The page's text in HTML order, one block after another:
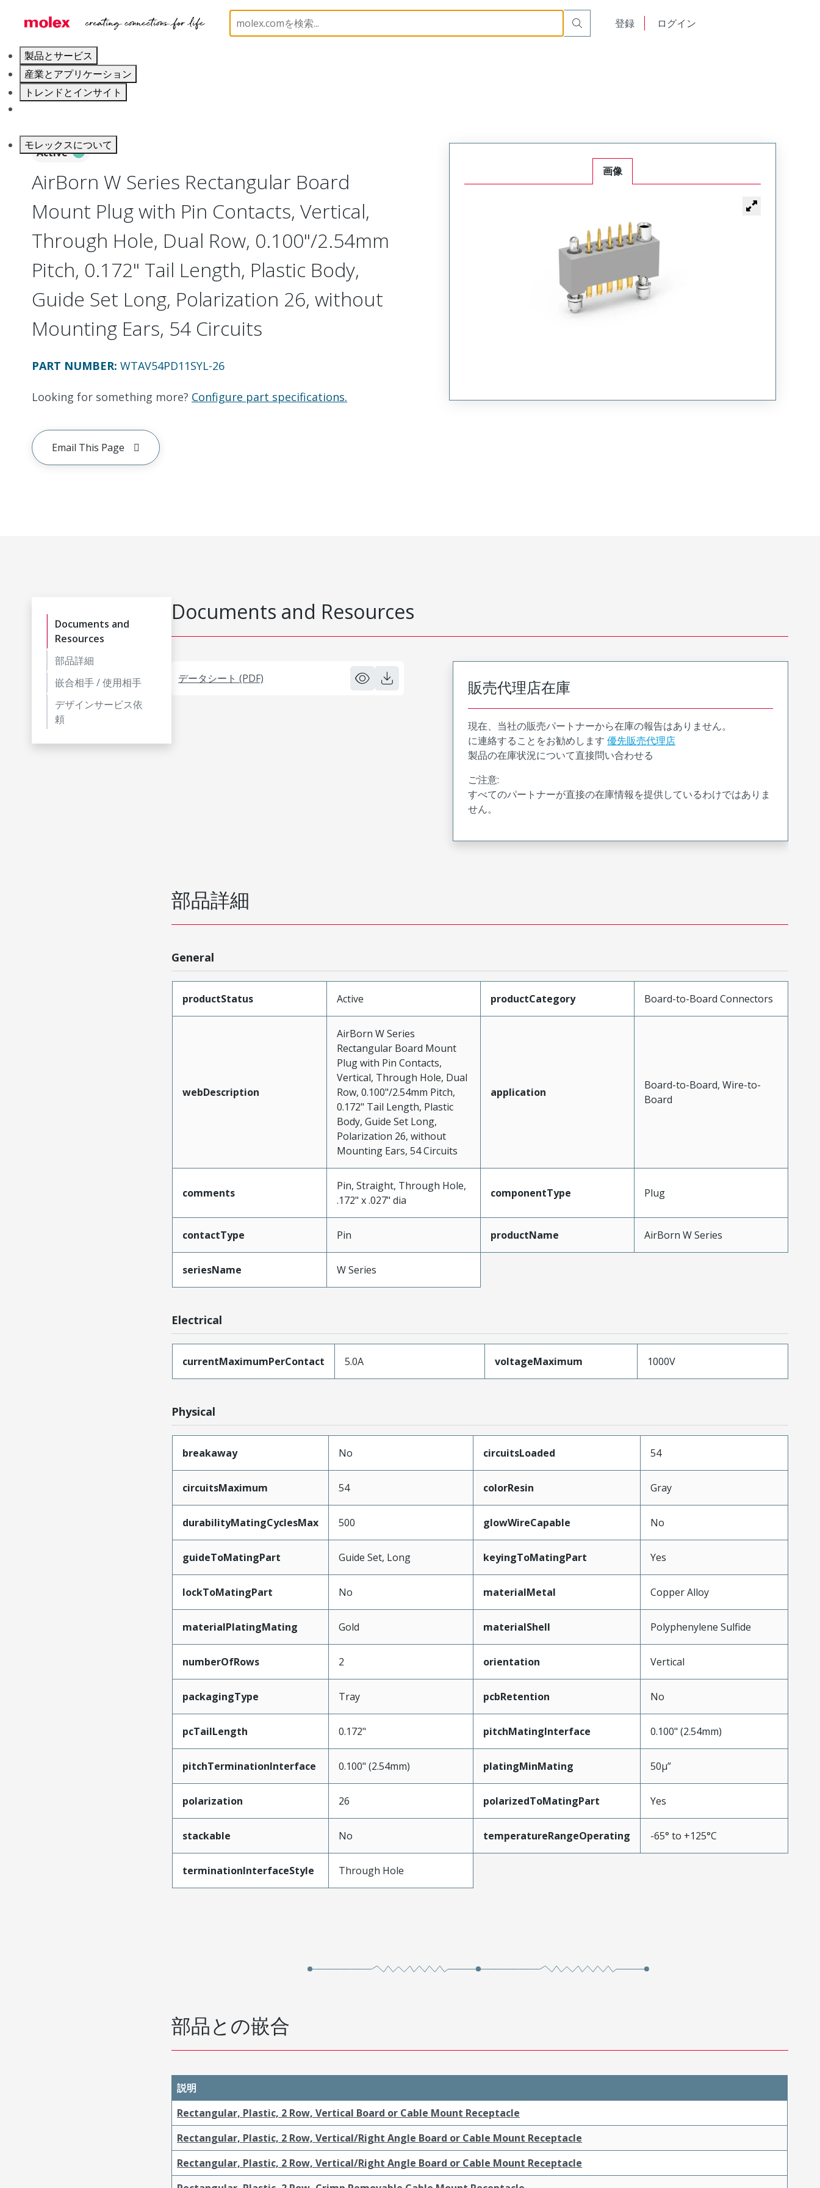
登録 ログイン
製品とサービス
産業とアプリケーション
トレンドとインサイト
モレックスについて
Board-to-Board Connectors Rectangular, Plastic, 2 Row, Vertical Board or Cable Mount Plug
Active
AirBorn W Series Rectangular Board
Mount Plug with Pin Contacts, Vertical,
Through Hole, Dual Row, 0.100"/2.54mm
Pitch, 0.172" Tail Length, Plastic Body,
Guide Set Long, Polarization 26, without
Mounting Ears, 54 Circuits
PART NUMBER: WTAV54PD11SYL-26
Looking for something more? Configure part specifications.
Email This Page
画像
Documents and
Resources
部品詳細
嵌合相手 / 使用相手
デザインサービス依
頼
Documents and Resources
データシート (PDF) 販売代理店在庫
現在、当社の販売パートナーから在庫の報告はありません。
に連絡することをお勧めします 優先販売代理店
製品の在庫状況について直接問い合わせる
ご注意:
すべてのパートナーが直接の在庫情報を提供しているわけではありま
せん。
部品詳細
General
productStatus Active productCategory Board-to-Board Connectors
webDescription
AirBorn W Series
Rectangular Board Mount
Plug with Pin Contacts,
Vertical, Through Hole, Dual
Row, 0.100"/2.54mm Pitch,
0.172" Tail Length, Plastic
Body, Guide Set Long,
Polarization 26, without
Mounting Ears, 54 Circuits
application
Board-to-Board, Wire-to-
Board
comments
Pin, Straight, Through Hole,
.172" x .027" dia
componentType Plug
contactType Pin productName AirBorn W Series
seriesName W Series
Electrical
currentMaximumPerContact 5.0A voltageMaximum 1000V
Physical
breakaway No circuitsLoaded 54
circuitsMaximum 54 colorResin Gray
durabilityMatingCyclesMax 500 glowWireCapable No
guideToMatingPart Guide Set, Long keyingToMatingPart Yes
lockToMatingPart No materialMetal Copper Alloy
materialPlatingMating Gold materialShell Polyphenylene Sulfide
numberOfRows 2 orientation Vertical
packagingType Tray pcbRetention No
pcTailLength 0.172" pitchMatingInterface 0.100" (2.54mm)
pitchTerminationInterface 0.100" (2.54mm) platingMinMating 50µ”
polarization 26 polarizedToMatingPart Yes
stackable No temperatureRangeOperating -65° to +125°C
terminationInterfaceStyle Through Hole
部品との嵌合
説明
Rectangular, Plastic, 2 Row, Vertical Board or Cable Mount Receptacle
Rectangular, Plastic, 2 Row, Vertical/Right Angle Board or Cable Mount Receptacle
Rectangular, Plastic, 2 Row, Vertical/Right Angle Board or Cable Mount Receptacle